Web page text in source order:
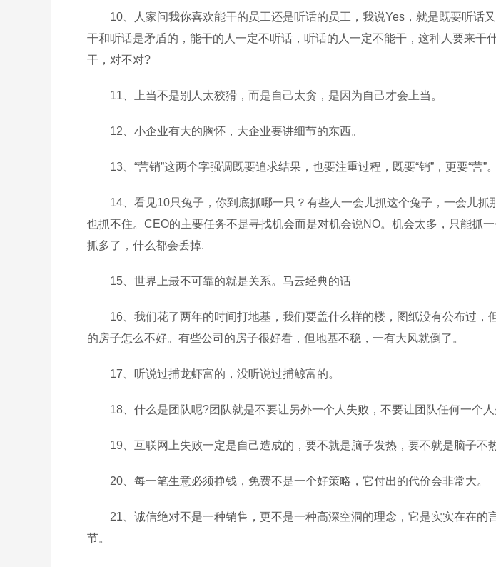
10、人家问我你喜欢能干的员工还是听话的员工，我说Yes，就是既要听话
干和听话是矛盾的，能干的人一定不听话，听话的人一定不能干，这种人要来干
干，对不对?
11、上当不是别人太狡猾，而是自己太贪，是因为自己才会上当。
12、小企业有大的胸怀，大企业要讲细节的东西。
13、“营销”这两个字强调既要追求结果，也要注重过程，既要“销”，更要“营”。
14、看见10只兔子，你到底抓哪一只？有些人一会儿抓这个兔子，一会儿抓
也抓不住。CEO的主要任务不是寻找机会而是对机会说NO。机会太多，只能抓一
抓多了，什么都会丢掉.
15、世界上最不可靠的就是关系。马云经典的话
16、我们花了两年的时间打地基，我们要盖什么样的楼，图纸没有公布过，
的房子怎么不好。有些公司的房子很好看，但地基不稳，一有大风就倒了。
17、听说过捕龙虾富的，没听说过捕鲸富的。
18、什么是团队呢?团队就是不要让另外一个人失败，不要让团队任何一个人
19、互联网上失败一定是自己造成的，要不就是脑子发热，要不就是脑子不
20、每一笔生意必须挣钱，免费不是一个好策略，它付出的代价会非常大。
21、诚信绝对不是一种销售，更不是一种高深空洞的理念，它是实实在在的
节。